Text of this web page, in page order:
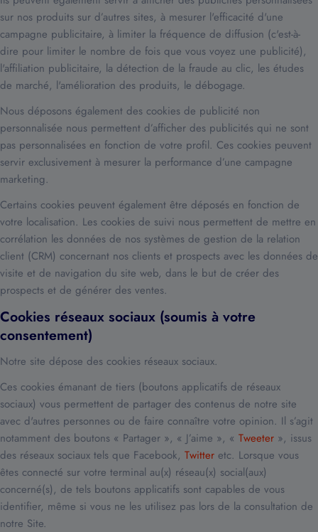
sur nos produits sur d’autres sites, à mesurer l'efficacité d'une
campagne publicitaire, à limiter la fréquence de diffusion (c'est-à-
dire pour limiter le nombre de fois que vous voyez une publicité),
l'affiliation publicitaire, la détection de la fraude au clic, les études
de marché, l'amélioration des produits, le débogage.
Nous déposons également des cookies de publicité non
personnalisée nous permettent d’afficher des publicités qui ne sont
pas personnalisées en fonction de votre profil. Ces cookies peuvent
servir exclusivement à mesurer la performance d’une campagne
marketing.
Certains cookies peuvent également être déposés en fonction de
votre localisation. Les cookies de suivi nous permettent de mettre en
corrélation les données de nos systèmes de gestion de la relation
client (CRM) concernant nos clients et prospects avec les données de
visite et de navigation du site web, dans le but de créer des
prospects et de générer des ventes.
Cookies réseaux sociaux (soumis à votre
consentement)
Notre site dépose des cookies réseaux sociaux.
Ces cookies émanant de tiers (boutons applicatifs de réseaux
sociaux) vous permettent de partager des contenus de notre site
avec d'autres personnes ou de faire connaître votre opinion. Il s’agit
notamment des boutons « Partager », « J’aime », « Tweeter », issus
des réseaux sociaux tels que Facebook, Twitter etc. Lorsque vous
êtes connecté sur votre terminal au(x) réseau(x) social(aux)
concerné(s), de tels boutons applicatifs sont capables de vous
identifier, même si vous ne les utilisez pas lors de la consultation de
notre Site.